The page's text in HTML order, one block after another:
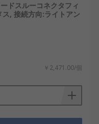
ドスルーコネクタフィ
, 接続方向:ライトアン
￥2,471.00/個